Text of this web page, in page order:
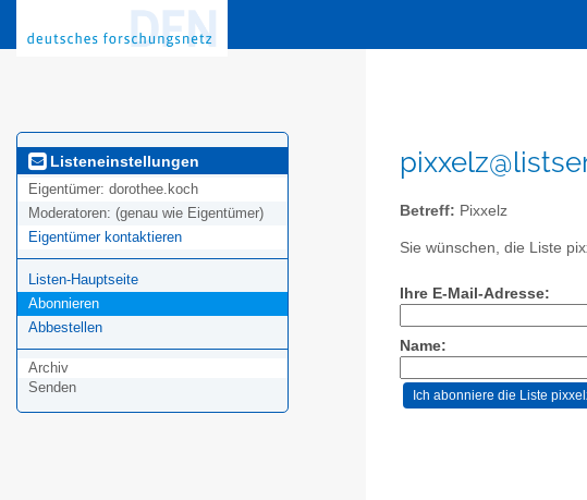
Listeneinstellungen
Eigentümer: dorothee.koch
Moderatoren: (genau wie Eigentümer)
Eigentümer kontaktieren
Listen-Hauptseite
Abonnieren
Abbestellen
Archiv
Senden
Betreff: Pixxelz
Sie wünschen, die Liste
Ihre E-Mail-Adresse:
Name: